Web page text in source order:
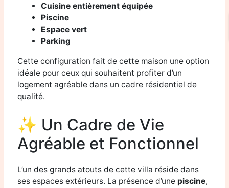
Cuisine entièrement équipée
Piscine
Espace vert
Parking
Cette configuration fait de cette maison une option
idéale pour ceux qui souhaitent profiter d’un
logement agréable dans un cadre résidentiel de
qualité.
✨ Un Cadre de Vie
Agréable et Fonctionnel
L’un des grands atouts de cette villa réside dans
ses espaces extérieurs. La présence d’une piscine,